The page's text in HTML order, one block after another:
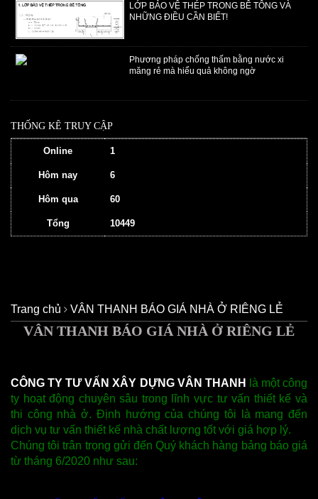
LỚP BẢO VỆ THÉP TRONG BÊ TÔNG VÀ
NHỮNG ĐIỀU CẦN BIẾT!
Phương pháp chống thấm bằng nước xi
măng rẻ mà hiểu quả không ngờ
THỐNG KÊ TRUY CẬP
Online 1
Hôm nay 6
Hôm qua 60
Tổng 10449
Trang chủ VÂN THANH BÁO GIÁ NHÀ Ở RIÊNG LẺ
VÂN THANH BÁO GIÁ NHÀ Ở RIÊNG LẺ
CÔNG TY TƯ VẤN XÂY DỰNG VÂN THANH
là một công
ty hoạt động chuyên sâu trong lĩnh vực tư vấn thiết kế và
thi công nhà ở. Định hướng của chúng tôi là mang đến
dịch vụ tư vấn thiết kế nhà chất lượng tốt với giá hợp lý.
Chúng tôi trân trọng gửi đến Quý khách hàng bảng báo giá
từ tháng 6/2020 như sau: